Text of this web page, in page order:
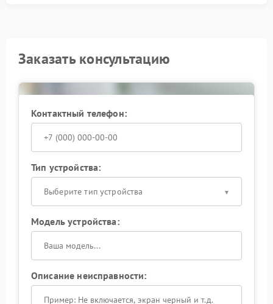
Заказать консультацию
Контактный телефон:
Тип устройства:
Выберите тип устройства
Модель устройства:
Описание неисправности: